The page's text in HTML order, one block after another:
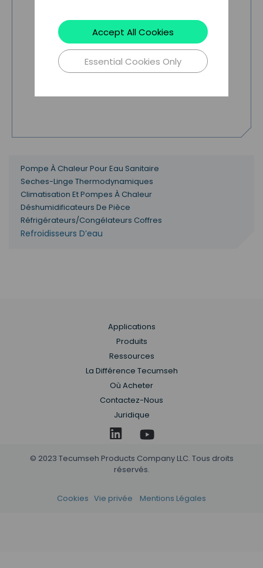
Pompe À Chaleur Pour Eau Sanitaire
Seches-Linge Thermodynamiques
Climatisation Et Pompes À Chaleur
Déshumidificateurs De Pièce
Réfrigérateurs/congélateurs Coffres
Refroidisseurs D’eau
Applications
Produits
Ressources
La Différence Tecumseh
Où Acheter
Contactez-Nous
Juridique
© 2023 Tecumseh Products Company LLC. Tous droits
réservés.
Cookies Vie privée Mentions Légales
Accept All Cookies
Essential Cookies Only